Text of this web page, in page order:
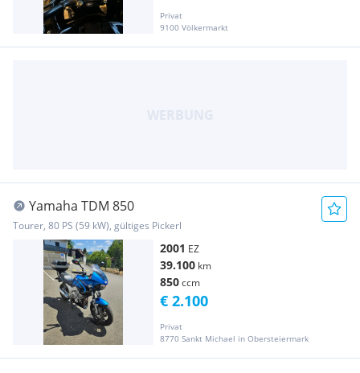
Privat
9100 Völkermarkt
Yamaha TDM 850
Tourer, 80 PS (59 kW), gültiges Pickerl
2001 EZ
39.100 km
850ccm
Privat
8770 Sankt Michael in Obersteiermark
€ 2.100